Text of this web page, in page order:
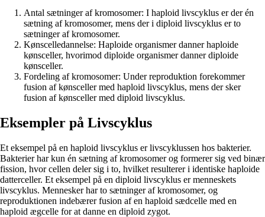
Antal sætninger af kromosomer: I haploid livscyklus er der én
sætning af kromosomer, mens der i diploid livscyklus er to
sætninger af kromosomer.
Kønscelledannelse: Haploide organismer danner haploide
kønsceller, hvorimod diploide organismer danner diploide
kønsceller.
Fordeling af kromosomer: Under reproduktion forekommer
fusion af kønsceller med haploid livscyklus, mens der sker
fusion af kønsceller med diploid livscyklus.
Eksempler på Livscyklus
Et eksempel på en haploid livscyklus er livscyklussen hos bakterier.
Bakterier har kun én sætning af kromosomer og formerer sig ved binær
fission, hvor cellen deler sig i to, hvilket resulterer i identiske haploide
datterceller. Et eksempel på en diploid livscyklus er menneskets
livscyklus. Mennesker har to sætninger af kromosomer, og
reproduktionen indebærer fusion af en haploid sædcelle med en
haploid ægcelle for at danne en diploid zygot.